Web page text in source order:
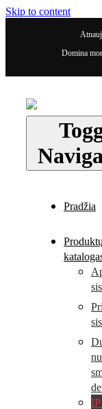
Skip to content
Domina
Pradžia
Produktų